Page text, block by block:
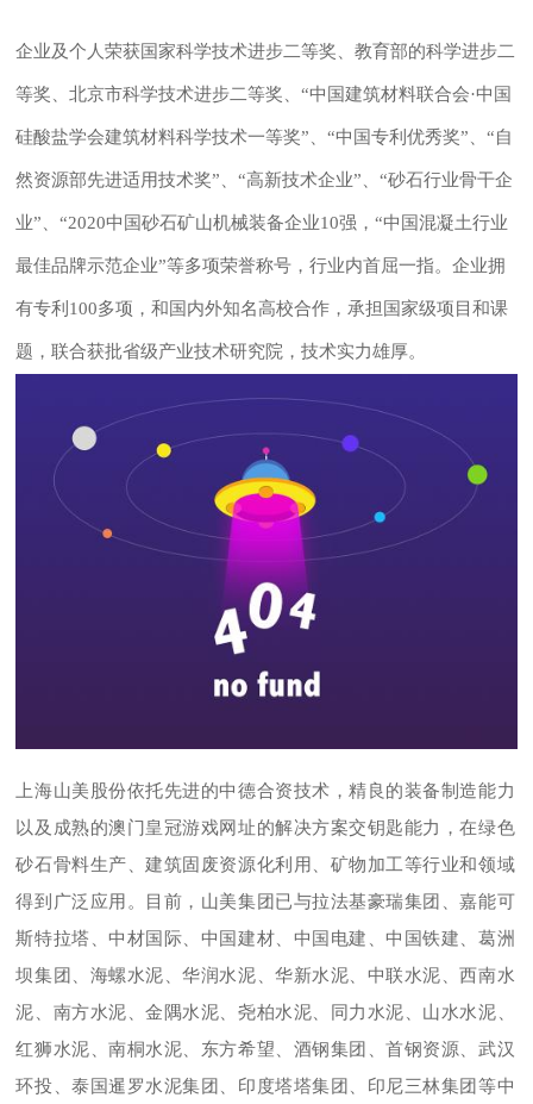
企业及个人荣获国家科学技术进步二等奖、教育部的科学进步二
等奖、北京市科学技术进步二等奖、“中国建筑材料联合会·中国
硅酸盐学会建筑材料科学技术一等奖”、“中国专利优秀奖”、“自
然资源部先进适用技术奖”、“高新技术企业”、“砂石行业骨干企
业”、“2020中国砂石矿山机械装备企业10强，“中国混凝土行业
最佳品牌示范企业”等多项荣誉称号，行业内首屈一指。企业拥
有专利100多项，和国内外知名高校合作，承担国家级项目和课
题，联合获批省级产业技术研究院，技术实力雄厚。
上海山美股份依托先进的中德合资技术，精良的装备制造能力
以及成熟的澳门皇冠游戏网址的解决方案交钥匙能力，在绿色
砂石骨料生产、建筑固废资源化利用、矿物加工等行业和领域
得到广泛应用。目前，山美集团已与拉法基豪瑞集团、嘉能可
斯特拉塔、中材国际、中国建材、中国电建、中国铁建、葛洲
坝集团、海螺水泥、华润水泥、华新水泥、中联水泥、西南水
泥、南方水泥、金隅水泥、尧柏水泥、同力水泥、山水水泥、
红狮水泥、南桐水泥、东方希望、酒钢集团、首钢资源、武汉
环投、泰国暹罗水泥集团、印度塔塔集团、印尼三林集团等中